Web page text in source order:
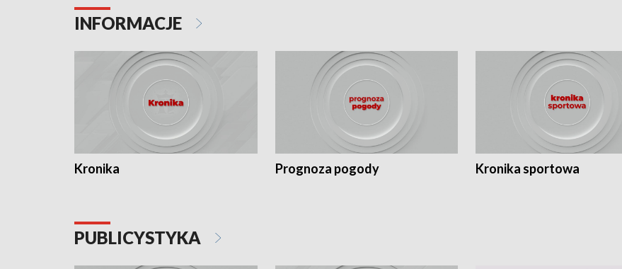
INFORMACJE
Kronika Prognoza pogody Kronika sportowa
PUBLICYSTYKA